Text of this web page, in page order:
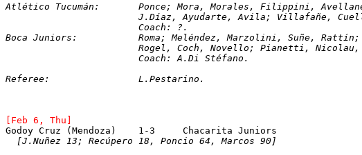
Atlético Tucumán:	Ponce; Mora, Morales, Filippini,
J.Díaz, Ayudarte, Avila; Villafañe,
			Coach: ?.
Boca Juniors:		Roma; Meléndez, Marzolini, Suñe, Rattín;
Rogel, Coch, Novello; Pianetti,
			Coach: A.Di Stéfano.
Referee:		L.Pestarino.
[Feb 6, Thu]
Godoy Cruz (Mendoza)	1-3	Chacarita Juniors
[J.Nuñez 13; Recúpero 18, Poncio 64, Marcos 90]